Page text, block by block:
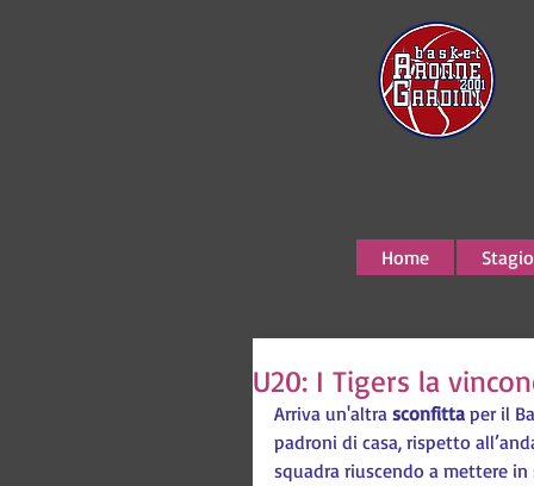
Home
U20: I Tigers la
Arriva un'altra sconfitta per il
padroni di casa, rispetto
squadra riuscendo a mettere